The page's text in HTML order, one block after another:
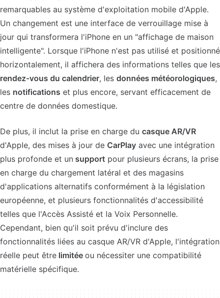
remarquables au système d'exploitation mobile d'Apple.
Un changement est une interface de verrouillage mise à
jour qui transformera l'iPhone en un "affichage de maison
intelligente". Lorsque l'iPhone n'est pas utilisé et positionné
horizontalement, il affichera des informations telles que les
rendez-vous du calendrier, les données météorologiques,
les notifications et plus encore, servant efficacement de
centre de données domestique.
De plus, il inclut la prise en charge du casque AR/VR
d'Apple, des mises à jour de CarPlay avec une intégration
plus profonde et un support pour plusieurs écrans, la prise
en charge du chargement latéral et des magasins
d'applications alternatifs conformément à la législation
européenne, et plusieurs fonctionnalités d'accessibilité
telles que l'Accès Assisté et la Voix Personnelle.
Cependant, bien qu'il soit prévu d'inclure des
fonctionnalités liées au casque AR/VR d'Apple, l'intégration
réelle peut être limitée ou nécessiter une compatibilité
matérielle spécifique.